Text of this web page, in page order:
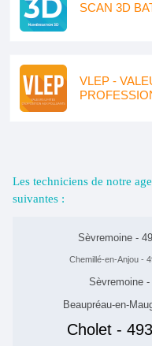
SCAN 3D
VLEP -
Les techniciens de notre
suivantes :
Sèvremoine -
Chemillé-en-Anjou -
Sèvremoine -
Beaupréau-en-
Cholet -